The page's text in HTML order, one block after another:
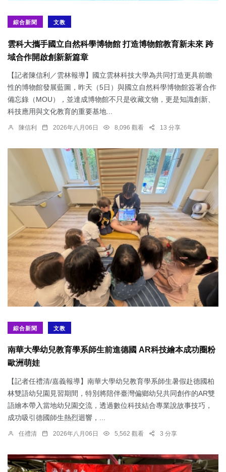
綜合新聞 文教
雲科大攜手國立自然科學博物館 打造博物館教育新未來 跨
域合作開啟創新新篇章
【記者陳信利／雲林報導】國立雲林科技大學為共同打造更具前瞻
性的博物館發展藍圖，昨天（5日）與國立自然科學博物館簽署合作
備忘錄（MOU），並達成博物館不只是收藏文物，更是知識創新、
科技應用與文化教育的重要基地...
陳信利 2026年八月06日 8,096 觀看 13 分享
綜合新聞 文教
南華大學幼兒教育學系師生前進德國 AR科技繪本成功圈粉
歐洲萌娃
【記者任禮清/嘉義報導】南華大學幼兒教育學系師生暑假赴德國柏
林雙語幼兒園見習期間，特別將陪伴臺灣偏鄉幼兒共同創作的AR雙
語繪本帶入當地幼兒園交流，透過數位科技結合專業說故事技巧，
成功吸引德國師生熱烈迴響，...
任禮清 2026年八月06日 5,562 觀看 3 分享